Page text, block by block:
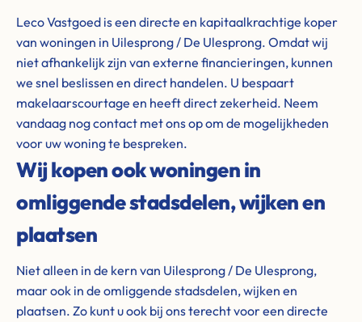
Leco Vastgoed is een directe en kapitaalkrachtige koper
van woningen in Uilesprong / De Ulesprong. Omdat wij
niet afhankelijk zijn van externe financieringen, kunnen
we snel beslissen en direct handelen. U bespaart
makelaarscourtage en heeft direct zekerheid. Neem
vandaag nog contact met ons op om de mogelijkheden
voor uw woning te bespreken.
Wij kopen ook woningen in
omliggende stadsdelen, wijken en
plaatsen
Niet alleen in de kern van Uilesprong / De Ulesprong,
maar ook in de omliggende stadsdelen, wijken en
plaatsen. Zo kunt u ook bij ons terecht voor een directe